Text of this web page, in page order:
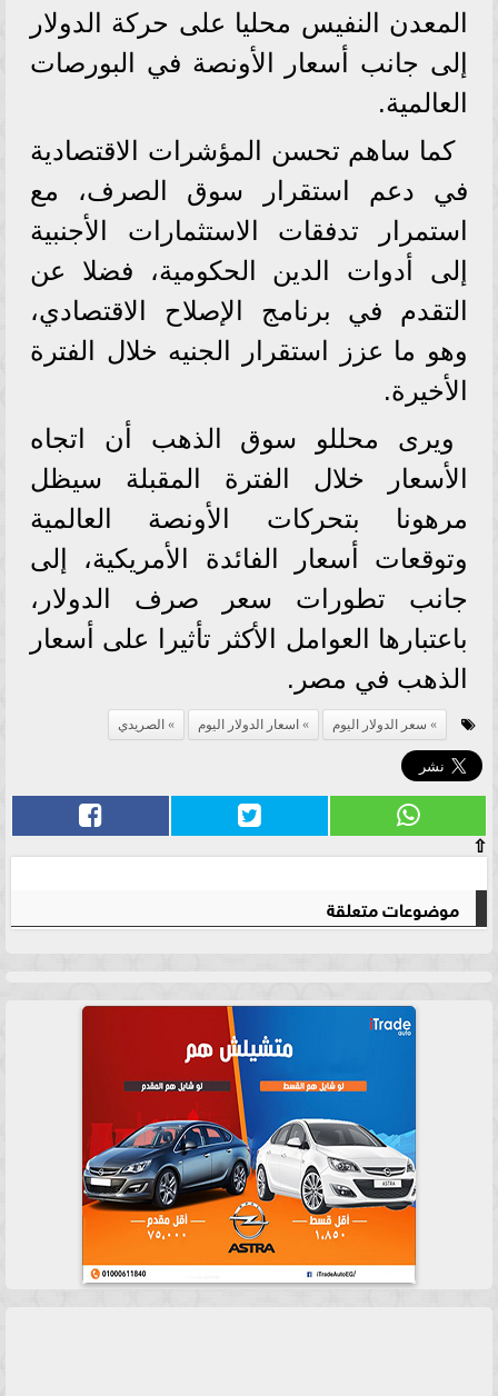
المعدن النفيس محليا على حركة الدولار
إلى جانب أسعار الأونصة في البورصات
العالمية.
كما ساهم تحسن المؤشرات الاقتصادية
في دعم استقرار سوق الصرف، مع
استمرار تدفقات الاستثمارات الأجنبية
إلى أدوات الدين الحكومية، فضلا عن
التقدم في برنامج الإصلاح الاقتصادي،
وهو ما عزز استقرار الجنيه خلال الفترة
الأخيرة.
ويرى محللو سوق الذهب أن اتجاه
الأسعار خلال الفترة المقبلة سيظل
مرهونا بتحركات الأونصة العالمية
وتوقعات أسعار الفائدة الأمريكية، إلى
جانب تطورات سعر صرف الدولار،
باعتبارها العوامل الأكثر تأثيرا على أسعار
الذهب في مصر.
سعر الدولار اليوم اسعار الدولار اليوم الصريدي
⇧
موضوعات متعلقة